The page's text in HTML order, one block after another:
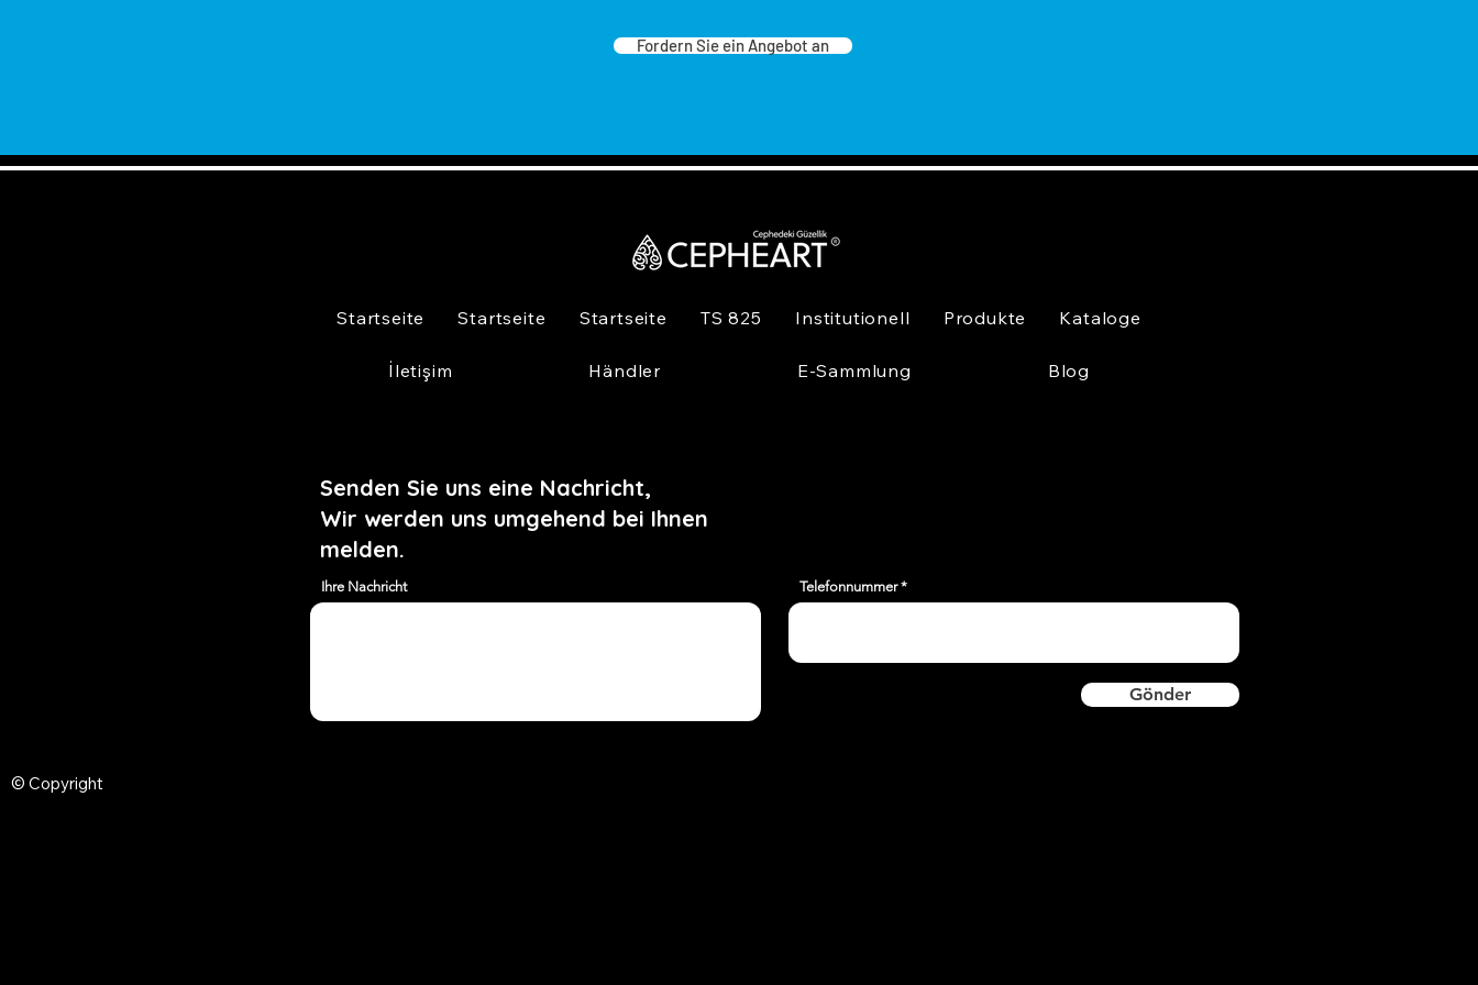
Fordern Sie ein Angebot an
Startseite Startseite Startseite TS 825 Institutionell Produkte Kataloge
İletişim Händler E-Sammlung Blog
Senden Sie uns eine Nachricht,
Wir werden uns umgehend bei Ihnen
melden.
Ihre Nachricht Telefonnummer
Gönder
© Copyright